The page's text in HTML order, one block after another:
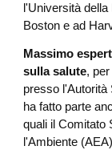
l'Università
Boston e ad
Massimo
sulla salute,
presso l'Autorità
ha fatto parte
quali il Comitato
l'Ambiente